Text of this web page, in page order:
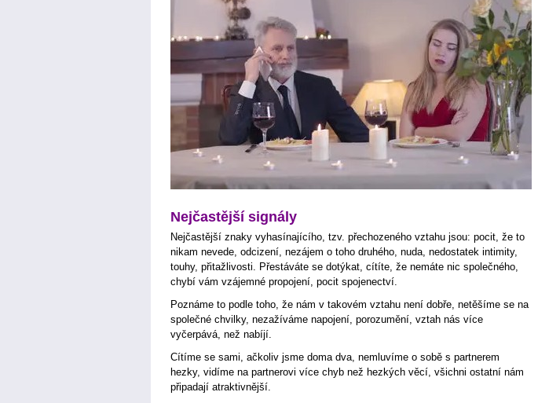
Nejčastější signály
Nejčastější znaky vyhasínajícího, tzv. přechozeného vztahu jsou: pocit, že to
nikam nevede, odcizení, nezájem o toho druhého, nuda, nedostatek intimity,
touhy, přitažlivosti. Přestáváte se dotýkat, cítíte, že nemáte nic společného,
chybí vám vzájemné propojení, pocit spojenectví.
Poznáme to podle toho, že nám v takovém vztahu není dobře, netěšíme se na
společné chvilky, nezažíváme napojení, porozumění, vztah nás více
vyčerpává, než nabíjí.
Cítíme se sami, ačkoliv jsme doma dva, nemluvíme o sobě s partnerem
hezky, vidíme na partnerovi více chyb než hezkých věcí, všichni ostatní nám
připadají atraktivnější.